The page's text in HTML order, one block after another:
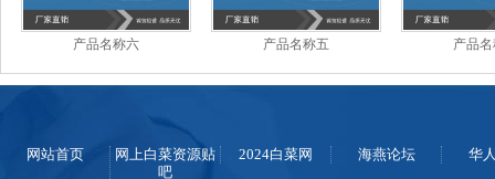
产品名称六 产品名称五 产品
网站首页
网上白菜资源贴
吧
2024白菜网 海燕论坛 华